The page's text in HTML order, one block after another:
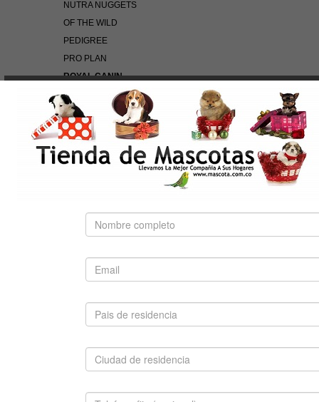
NUTRA NUGGETS
OF THE WILD
PEDIGREE
PRO PLAN
ROYAL CANIN
BÚSQUEDA RÁPIDA
Use palabras clave para encontrar el producto que
busca.
Búsqueda Avanzada
SUGERIDO